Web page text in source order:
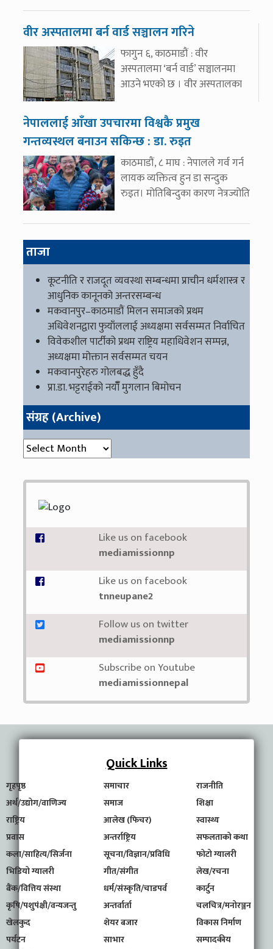
वीर अस्पतालमा बर्न वार्ड सञ्चालन गरिने
फागुन ६, काठमाडौं : वीर
अस्पतालमा ‘बर्न वार्ड’ सञ्चालनमा
आउने भएको छ । वीर अस्पतालका
नेपाललाई आँखा उपचारमा विश्वकै प्रमुख
गन्तव्यस्थल बनाउन सकिन्छ : डा. रुइत
काठमाडौं, ८ माघ : नेपालले गर्व गर्न
लायक व्यक्तित्व हुन डा सन्दुक
रुइत। मोतिबिन्दुका कारण नेत्रज्योति
ताजा
कूटनीति र राजदूत व्यवस्था सम्बन्धमा प्राचीन धर्मशास्त्र र
आधुनिक कानूनको अन्तरसम्बन्ध
मकवानपुर–काठमाडौं मिलन समाजको प्रथम
अधिवेशनद्वारा फुयाँललाई अध्यक्षमा सर्वसम्मत निर्वाचित
विवेकशील पार्टीको प्रथम राष्ट्रिय महाधिवेशन सम्पन्न,
अध्यक्षमा मोक्तान सर्वसम्मत चयन
मकवानपुरेहरु गोलबद्ध हुँदै
प्रा.डा. भट्टराईको नयाँँ मुगलान बिमोचन
संग्रह (Archive)
संग्रह (Archive)
Like us on facebook
mediamissionnp
Like us on facebook
tnneupane2
Follow us on twitter
mediamissionnp
Subscribe on Youtube
mediamissionnepal
Quick Links
गृहपृष्ठ समाचार
राजनीति
अर्थ/उद्योग/वाणिज्य
समाज
शिक्षा
राष्ट्रिय
आलेख (फिचर)
स्वास्थ्य
प्रवास
अन्तर्राष्ट्रिय
सफलताको कथा
कला/साहित्य/सिर्जना
सूचना/विज्ञान/प्रविधि
फोटो ग्यालरी
भिडियो ग्यालरी
गीत/संगीत
लेख/रचना
बैंक/वित्तिय संस्था
धर्म/संस्कृति/चाडपर्व
कार्टुन
कृषि/पशुपंक्षी/वन्यजन्तु
अन्तर्वार्ता
चलचित्र/मनोरञ्जन
खेलकुद
शेयर बजार
विकास निर्माण
पर्यटन
साभार
सम्पादकीय